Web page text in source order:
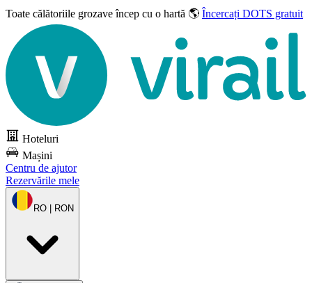
Toate călătoriile grozaveîncep cu o hartă 🌎 Încercați DOTS gratuit
Hoteluri
Mașini
Centru de ajutor
Rezervările mele
RO | RON